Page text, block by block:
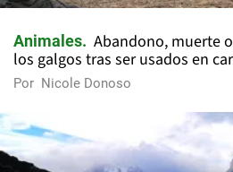
Animales
Abandono, muerte
los galgos tras ser usados en
Por Nicole Donoso